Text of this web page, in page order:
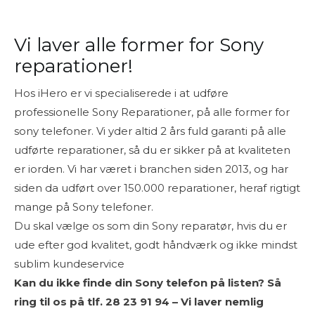
Vi laver alle former for Sony
reparationer!
Hos iHero er vi specialiserede i at udføre
professionelle Sony Reparationer, på alle former for
sony telefoner. Vi yder altid 2 års fuld garanti på alle
udførte reparationer, så du er sikker på at kvaliteten
er iorden. Vi har været i branchen siden 2013, og har
siden da udført over 150.000 reparationer, heraf rigtigt
mange på Sony telefoner.
Du skal vælge os som din Sony reparatør, hvis du er
ude efter god kvalitet, godt håndværk og ikke mindst
sublim kundeservice
Kan du ikke finde din Sony telefon på listen? Så
ring til os på tlf. 28 23 91 94 – Vi laver nemlig